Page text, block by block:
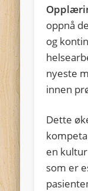
oppnå
og
nyeste
innen
Dette
en
som er